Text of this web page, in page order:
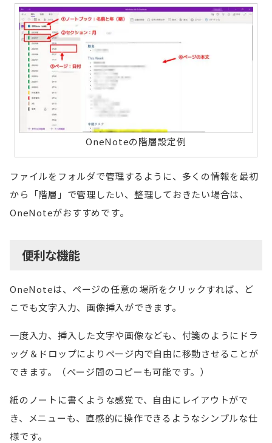
OneNoteの階層設定例
ファイルをフォルダで管理するように、多くの情報を最初
から「階層」で管理したい、整理しておきたい場合は、
OneNoteがおすすめです。
便利な機能
OneNoteは、ページの任意の場所をクリックすれば、ど
こでも文字入力、画像挿入ができます。
一度入力、挿入した文字や画像なども、付箋のようにドラ
ッグ＆ドロップによりページ内で自由に移動させることが
できます。（ページ間のコピーも可能です。）
紙のノートに書くような感覚で、自由にレイアウトがで
き、メニューも、直感的に操作できるようなシンプルな仕
様です。